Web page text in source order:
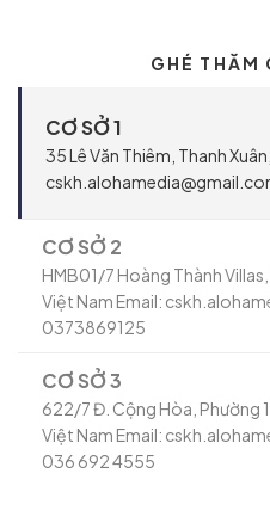
GHÉ THĂM
CƠ SỞ 1
35 Lê Văn Thiêm, Thanh
CƠ SỞ 2
HMB01/7 Hoàng Thành
Việt Nam Email:
0373869125
CƠ SỞ 3
622/7 Đ. Cộng Hòa, Phường
Việt Nam Email:
036 692 4555